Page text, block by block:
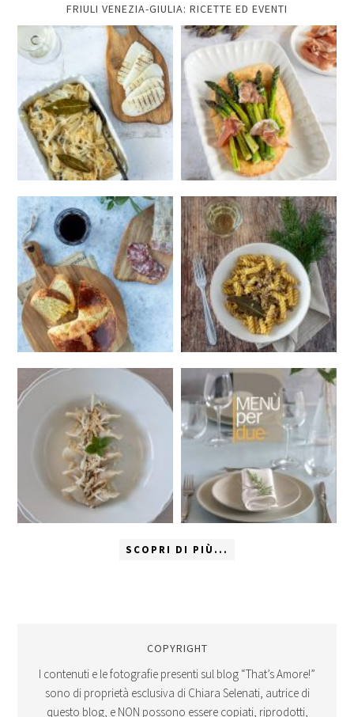
FRIULI VENEZIA-GIULIA: RICETTE ED EVENTI
SCOPRI DI PIÙ...
COPYRIGHT
I contenuti e le fotografie presenti sul blog “That’s Amore!”
sono di proprietà esclusiva di Chiara Selenati, autrice di
questo blog, e NON possono essere copiati, riprodotti,